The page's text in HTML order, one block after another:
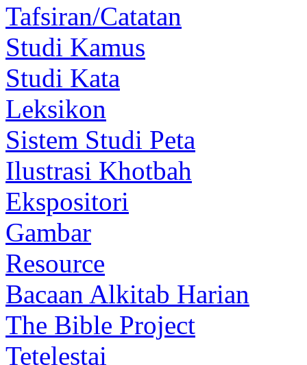
Tafsiran/Catatan
Studi Kamus
Studi Kata
Leksikon
Sistem Studi Peta
Ilustrasi Khotbah
Ekspositori
Gambar
Resource
Bacaan Alkitab Harian
The Bible Project
Tetelestai